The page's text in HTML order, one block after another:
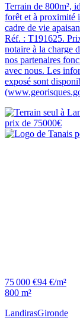
Terrain de 800m²,
forêt et à proximité
cadre de vie
Réf. : T191625.
notaire à la charge
nos partenaires
avec nous. Les
exposé sont
75 000 €94 €/m²
800 m²
LandirasGironde